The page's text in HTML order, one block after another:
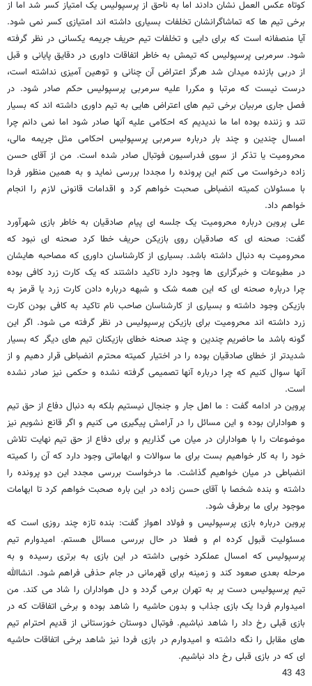
کوتاه عکس العمل نشان دادند اما به ناحق از پرسپولیس یک امتیاز کسر شد اما از
برخی تیم ها که تماشاگرانشان تخلفات بسیاری داشته اند امتیازی کسر نمی شود.
آیا منصفانه است که برای دایی و تخلفات تیم حریف جریمه یکسانی در نظر گرفته
شود. سرمربی پرسپولیس که تیمش به خاطر اتفاقات داوری در دقایق پایانی و قبل
از دربی بازنده میدان شد هرگز اعتراض آن چنانی و توهین آمیزی نداشته است،
درست نیست که مرتبا و مکررا علیه سرمربی پرسپولیس حکم صادر شود. در
فصل جاری مربیان برخی تیم های اعتراض هایی به تیم داوری داشته اند که بسیار
تند و زننده بوده اما ما ندیدیم که احکامی علیه آنها صادر شود اما نمی دانم چرا
امسال چندین و چند بار درباره سرمربی پرسپولیس احکامی مثل جریمه مالی،
محرومیت یا تذکر از سوی فدراسیون فوتبال صادر شده است. من از آقای حسن
زاده درخواست می کنم این پرونده را مجددا بررسی نماید و به همین منظور فردا
با مسئولان کمیته انضباطی صحبت خواهم کرد و اقدامات قانونی لازم را انجام
خواهم داد.
علی پروین درباره محرومیت یک جلسه ای پیام صادقیان به خاطر بازی شهرآورد
گفت: صحنه ای که صادقیان روی بازیکن حریف خطا کرد صحنه ای نبود که
محرومیت به دنبال داشته باشد. بسیاری از کارشناسان داوری که مصاحبه هایشان
در مطبوعات و خبرگزاری ها وجود دارد تاکید داشتند که یک کارت زرد کافی بوده
چرا درباره صحنه ای که این همه شک و شبهه درباره دادن کارت زرد یا قرمز به
بازیکن وجود داشته و بسیاری از کارشناسان صاحب نام تاکید به کافی بودن کارت
زرد داشته اند محرومیت برای بازیکن پرسپولیس در نظر گرفته می شود. اگر این
گونه باشد ما حاضریم چندین و چند صحنه خطای بازیکنان تیم های دیگر که بسیار
شدیدتر از خطای صادقیان بوده را در اختیار کمیته محترم انضباطی قرار دهیم و از
آنها سوال کنیم که چرا درباره آنها تصمیمی گرفته نشده و حکمی نیز صادر نشده
است.
پروین در ادامه گفت : ما اهل جار و جنجال نیستیم بلکه به دنبال دفاع از حق تیم
و هواداران بوده و این مسائل را در آرامش پیگیری می کنیم و اگر قانع نشویم نیز
موضوعات را با هواداران در میان می گذاریم و برای دفاع از حق تیم نهایت تلاش
خود را به کار خواهیم بست برای ما سوالات و ابهاماتی وجود دارد که آن را کمیته
انضباطی در میان خواهیم گذاشت. ما درخواست بررسی مجدد این دو پرونده را
داشته و بنده شخصا با آقای حسن زاده در این باره صحبت خواهم کرد تا ابهامات
موجود برای ما برطرف شود.
پروین درباره بازی پرسپولیس و فولاد اهواز گفت: بنده تازه چند روزی است که
مسئولیت قبول کرده ام و فعلا در حال بررسی مسائل هستم. امیدوارم تیم
پرسپولیس که امسال عملکرد خوبی داشته در این بازی به برتری رسیده و به
مرحله بعدی صعود کند و زمینه برای قهرمانی در جام حذفی فراهم شود. انشاالله
تیم پرسپولیس دست پر به تهران برمی گردد و دل هواداران را شاد می کند. من
امیدوارم فردا یک بازی جذاب و بدون حاشیه را شاهد بوده و برخی اتفاقات که در
بازی قبلی رخ داد را شاهد نباشیم. فوتبال دوستان خوزستانی از قدیم احترام تیم
های مقابل را نگه داشته و امیدوارم در بازی فردا نیز شاهد برخی اتفاقات حاشیه
ای که در بازی قبلی رخ داد نباشیم.
43 43